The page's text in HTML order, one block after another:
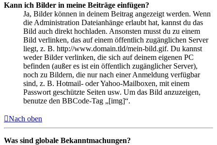
Kann ich Bilder in meine Beiträge einfügen?
Ja, Bilder können in deinem Beitrag angezeigt werden. Wenn
die Administration Dateianhänge erlaubt hat, kannst du das
Bild auch direkt hochladen. Ansonsten musst du zu einem
Bild verlinken, das auf einem öffentlich zugänglichen Server
liegt, z. B. http://www.domain.tld/mein-bild.gif. Du kannst
weder Bilder verlinken, die sich auf deinem eigenen PC
befinden (außer es ist ein öffentlich zugänglicher Server),
noch zu Bildern, die nur nach einer Anmeldung verfügbar
sind, z. B. Hotmail- oder Yahoo-Mailboxen, mit einem
Passwort geschützte Seiten usw. Um das Bild anzuzeigen,
benutze den BBCode-Tag „[img]“.
Nach oben
Was sind globale Bekanntmachungen?